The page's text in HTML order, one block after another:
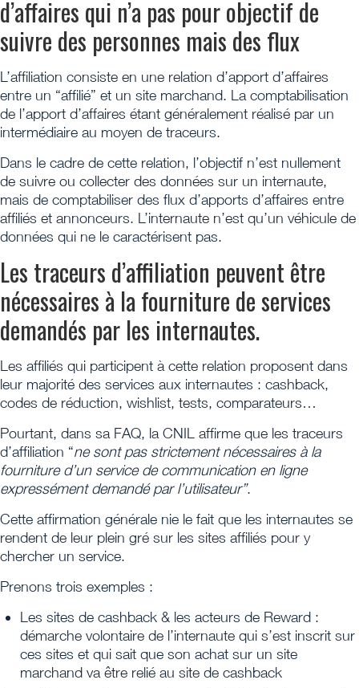
d’affaires qui n’a pas pour objectif de
suivre des personnes mais des flux
L’affiliation consiste en une relation d’apport d’affaires
entre un “affilié” et un site marchand. La comptabilisation
de l’apport d’affaires étant généralement réalisé par un
intermédiaire au moyen de traceurs.
Dans le cadre de cette relation, l’objectif n’est nullement
de suivre ou collecter des données sur un internaute,
mais de comptabiliser des flux d’apports d’affaires entre
affiliés et annonceurs. L’internaute n’est qu’un véhicule de
données qui ne le caractérisent pas.
Les traceurs d’affiliation peuvent être
nécessaires à la fourniture de services
demandés par les internautes.
Les affiliés qui participent à cette relation proposent dans
leur majorité des services aux internautes : cashback,
codes de réduction, wishlist, tests, comparateurs…
Pourtant, dans sa FAQ, la CNIL affirme que les traceurs
d’affiliation “ne sont pas strictement nécessaires à la
fourniture d’un service de communication en ligne
expressément demandé par l’utilisateur”.
Cette affirmation générale nie le fait que les internautes se
rendent de leur plein gré sur les sites affiliés pour y
chercher un service.
Prenons trois exemples :
Les sites de cashback & les acteurs de Reward :
démarche volontaire de l’internaute qui s’est inscrit sur
ces sites et qui sait que son achat sur un site
marchand va être relié au site de cashback